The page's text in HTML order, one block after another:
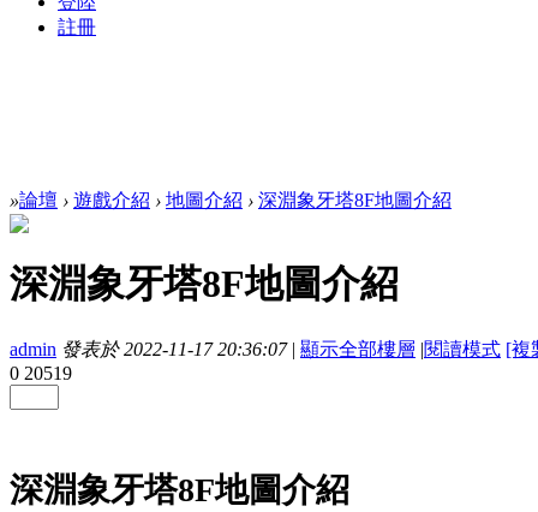
註冊
»論壇 › 遊戲介紹 › 地圖介紹 › 深淵象牙塔8F地圖介紹
深淵象牙塔8F地圖介紹
admin 發表於 2022-11-17 20:36:07 | 顯示全部樓層 |閱讀模式 [複
0 20519
深淵象牙塔8F地圖介紹